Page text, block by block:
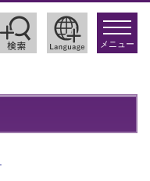
toggle
メニュー